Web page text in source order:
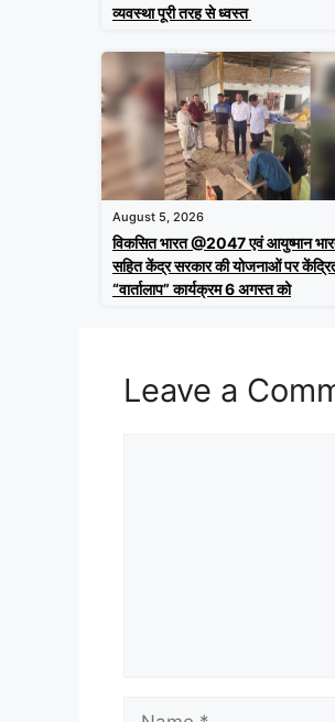
व्यवस्था पूरी तरह से ध्वस्त
August 5, 2026
विकसित भारत @2047 एवं आयुष्मान
सहित केंद्र सरकार की योजनाओं पर
“वार्तालाप” कार्यक्रम 6 अगस्त को
Leave a
Name